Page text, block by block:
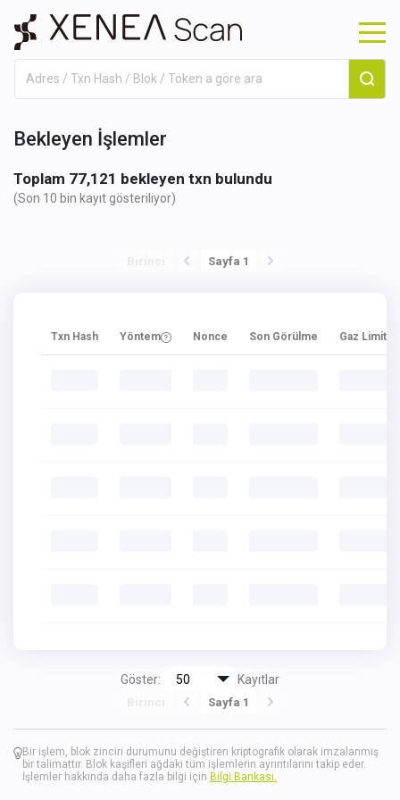
Bekleyen İşlemler
Toplam 77,121 bekleyen txn bulundu
(Son 10 bin kayıt gösteriliyor)
Sayfa 1
Txn Hash Yöntem Nonce Son Görülme Gaz Limiti
Göster: Kayıtlar
Sayfa 1
Bir işlem, blok zinciri durumunu değiştiren kriptografik olarak imzalanmış
bir talimattır. Blok kaşifleri ağdaki tüm işlemlerin ayrıntılarını takip eder.
İşlemler hakkında daha fazla bilgi için Bilgi Bankası.